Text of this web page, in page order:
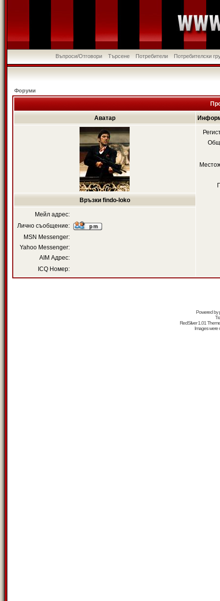
Въпроси/Отговори Търсене Потребители Потребителски
Форуми
Аватар
Връзки findo-loko
Мейл адрес:
Лично съобщение:
MSN Messenger:
Yahoo Messenger:
AIM Адрес:
ICQ Номер:
Powered by
RedSilver 1.01
Images were